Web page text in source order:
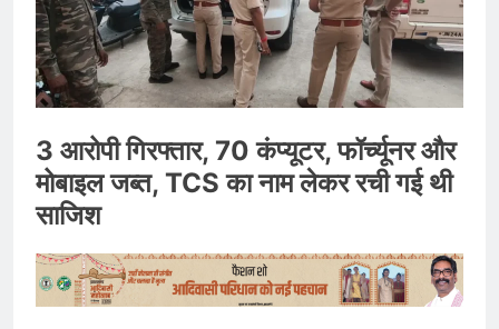
3 आरोपी गिरफ्तार, 70 कंप्यूटर, फॉर्च्यूनर और
मोबाइल जब्त, TCS का नाम लेकर रची गई थी
साजिश